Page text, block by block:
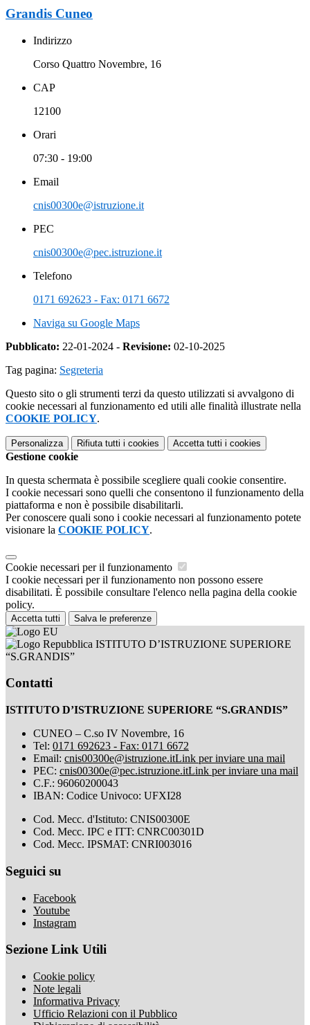
Grandis Cuneo
Indirizzo
Corso Quattro Novembre, 16
CAP
12100
Orari
07:30 - 19:00
Email
cnis00300e@istruzione.it
PEC
cnis00300e@pec.istruzione.it
Telefono
0171 692623 - Fax: 0171 6672
Naviga su Google Maps
Pubblicato: 22-01-2024 - Revisione: 02-10-2025
Tag pagina: Segreteria
Questo sito o gli strumenti terzi da questo utilizzati si avvalgono di
cookie necessari al funzionamento ed utili alle finalità illustrate nella
COOKIE POLICY.
Personalizza Rifiuta tutti i cookies Accetta tutti i cookies
Gestione cookie
In questa schermata è possibile scegliere quali cookie consentire.
I cookie necessari sono quelli che consentono il funzionamento della
piattaforma e non è possibile disabilitarli.
Per conoscere quali sono i cookie necessari al funzionamento potete
visionare la COOKIE POLICY.
Cookie necessari per il funzionamento
I cookie necessari per il funzionamento non possono essere
disabilitati. È possibile consultare l'elenco nella pagina della cookie
policy.
Accetta tutti Salva le preferenze
ISTITUTO D’ISTRUZIONE SUPERIORE
“S.GRANDIS”
Contatti
ISTITUTO D’ISTRUZIONE SUPERIORE “S.GRANDIS”
CUNEO – C.so IV Novembre, 16
Tel: 0171 692623 - Fax: 0171 6672
Email: cnis00300e@istruzione.itLink per inviare una mail
PEC: cnis00300e@pec.istruzione.itLink per inviare una mail
C.F.: 96060200043
IBAN: Codice Univoco: UFXI28
Cod. Mecc. d'Istituto: CNIS00300E
Cod. Mecc. IPC e ITT: CNRC00301D
Cod. Mecc. IPSMAT: CNRI003016
Seguici su
Facebook
Youtube
Instagram
Sezione Link Utili
Cookie policy
Note legali
Informativa Privacy
Ufficio Relazioni con il Pubblico